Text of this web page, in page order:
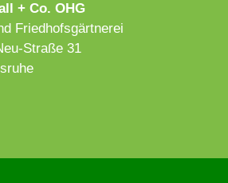
+ Co. OHG
Friedhofsgärtnerei
Straße 31